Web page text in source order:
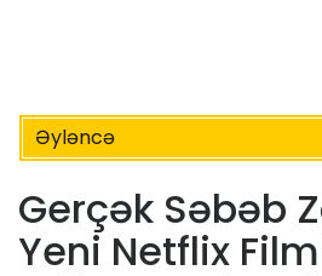
Əyləncə
Gerçək Səbəb
Yeni Netflix